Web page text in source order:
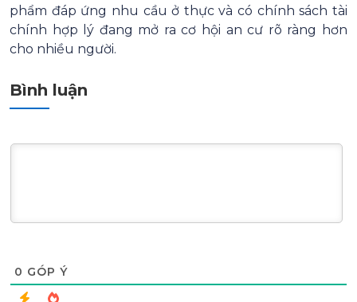
phẩm đáp ứng nhu cầu ở thực và có chính sách tài
chính hợp lý đang mở ra cơ hội an cư rõ ràng hơn
cho nhiều người.
Bình luận
0 GÓP Ý